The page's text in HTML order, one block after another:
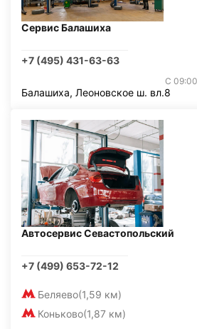
Сервис Балашиха
+7 (495) 431-63-63
С
Балашиха, Леоновское ш. вл.8
Автосервис Севастопольский
+7 (499) 653-72-12
Беляево(1,59 км)
Коньково(1,87 км)